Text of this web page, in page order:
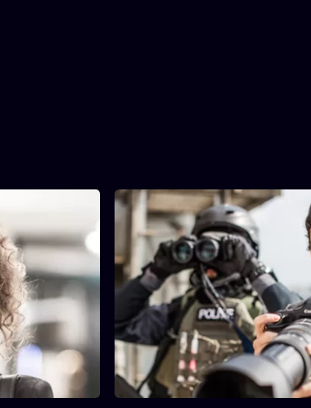
Defensie,
in Brussel
jaar
aanslag die
3. De Informant
3. De Informant
Tijdsduur
47 min
Het team krijgt geen vat op
criminele bende, ondanks de
contacten tussen Farah en
informant Samuel Bloch.
Bloch nog langer vertrouwen?